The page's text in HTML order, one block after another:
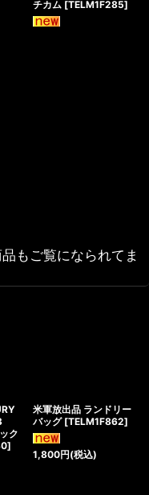
チカム [TELM1F285]
もご覧になられてま
ク
]
米軍放出品 ランドリー
バッグ [TELM1F862]
1,800円(税込)